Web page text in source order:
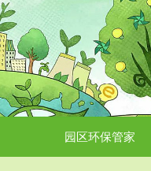
园区环保管家
服务范围
企业级环保管
排污许可证作为企业环保执法
据，其必要性及合